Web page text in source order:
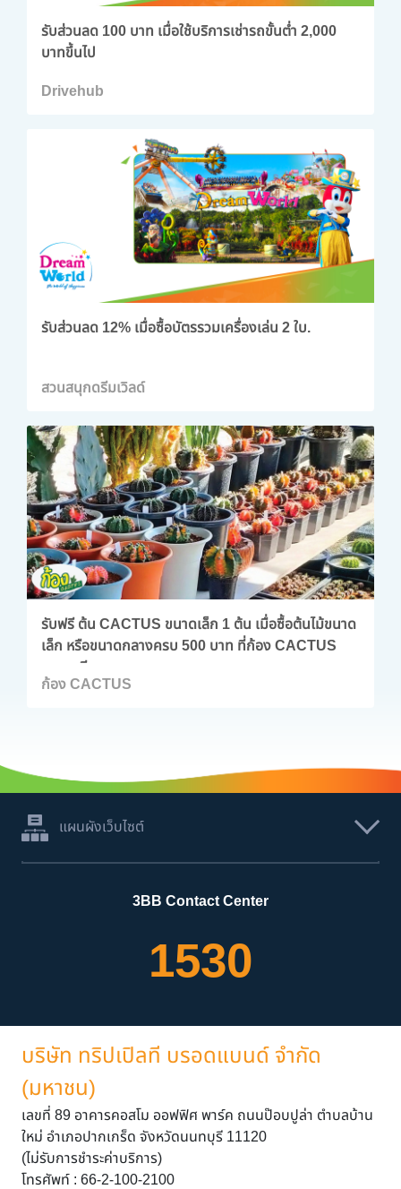
รับส่วนลด 100 บาท เมื่อใช้บริการเช่ารถขั้นต่ำ 2,000
บาทขึ้นไป
Drivehub
รับส่วนลด 12% เมื่อซื้อบัตรรวมเครื่องเล่น 2 ใบ.
สวนสนุกดรีมเวิลด์
รับฟรี ต้น CACTUS ขนาดเล็ก 1 ต้น เมื่อซื้อต้นไม้ขนาด
เล็ก หรือขนาดกลางครบ 500 บาท ที่ก้อง CACTUS
จ.ลพบุรี
ก้อง CACTUS
แผนผังเว็บไซต์
3BB Contact Center
1530
บริษัท ทริปเปิลที บรอดแบนด์ จำกัด
(มหาชน)
เลขที่ 89 อาคารคอสโม ออฟฟิศ พาร์ค ถนนป๊อบปูล่า ตำบลบ้าน
ใหม่ อำเภอปากเกร็ด จังหวัดนนทบุรี 11120
(ไม่รับการชำระค่าบริการ)
โทรศัพท์ : 66-2-100-2100